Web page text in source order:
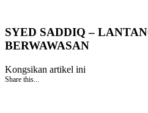
SYED SADDIQ –
BERWAWASAN
Kongsikan artikel ini
Share this...